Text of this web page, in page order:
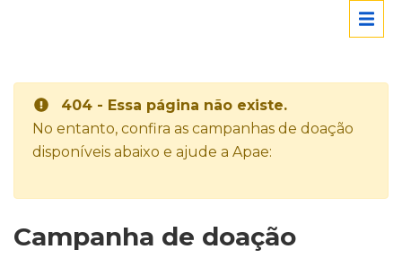
404 - Essa página não existe.
No entanto, confira as campanhas de doação
disponíveis abaixo e ajude a Apae:
Campanha de doação